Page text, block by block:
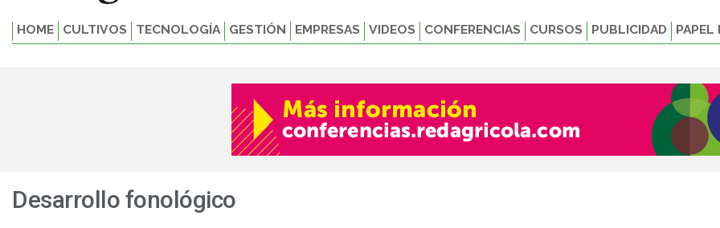
HOME CULTIVOS TECNOLOGÍA GESTIÓN EMPRESAS VIDEOS CONFERENCIAS CURSOS PUBLICIDAD PAPEL
Desarrollo fonológico